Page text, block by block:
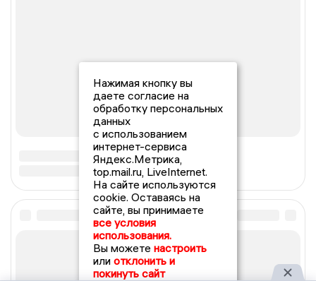
Нажимая кнопку вы
даете согласие на
обработку персональных
данных
с использованием
интернет-сервиса
Яндекс.Метрика,
top.mail.ru, LiveInternet.
На сайте используются
cookie. Оставаясь на
сайте, вы принимаете
все условия
использования.
Вы можете настроить
или отклонить и
покинуть сайт